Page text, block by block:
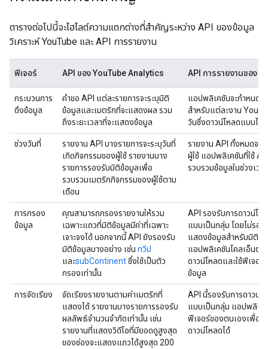
ตารางต่อไปนี้จะไฮไลต์ความแตกต่างที่สำคัญระหว่าง API ของข้อมูล
วิเคราะห์ YouTube และ API การรายงาน
ฟีเจอร์ API ของ YouTube Analytics API การรายงานของ
กระบวนการ
ดึงข้อมูล
คำขอ API แต่ละรายการจะระบุมิติ
ข้อมูลและเมตริกที่จะแสดงผล รวม
ถึงระยะเวลาที่จะแสดงข้อมูล
แอปพลิเคชันจะกำหนดเ
สำหรับแต่ละงาน
วันซึ่งดาวน์โหลดแบบไม่
ช่วงวันที่
รายงาน API บางรายการจะระบุวันที่
เกิดกิจกรรมของผู้ใช้ รายงานบาง
รายการรองรับมิติข้อมูลเพื่อ
รวบรวมเมตริกกิจกรรมของผู้ใช้ตาม
เดือน
รายงาน API ทั้งหมดจะ
ผู้ใช้ แอปพลิเคชันที่ใช้
รวบรวมข้อมูลในช่วงเวล
การกรอง
ข้อมูล
คุณสามารถกรองรายงานให้รวม
เฉพาะแถวที่มิติข้อมูลมีค่าที่เฉพาะ
เจาะจงได้ นอกจากนี้ API ยังรองรับ
มิติข้อมูลบางอย่าง เช่น ทวีป
และsubContinentซึ่งใช้เป็นตัว
กรองเท่านั้น
API รองรับการดาวน์โ
แบบเป็นกลุ่ม โดยไม่รอ
แสดงข้อมูลสำหรับมิติข้อ
แอปพลิเคชันไคลเอ็นต์จ
ดาวน์โหลดและใช้ฟีเจอ
ข้อมูล
การจัดเรียง
จัดเรียงรายงานตามค่าเมตริกที่
แสดงได้ รายงานบางรายการรองรับ
ผลลัพธ์จำนวนจำกัดเท่านั้น เช่น
รายงานที่แสดงวิดีโอที่มียอดดูสูงสุด
ของช่องจะแสดงแถวได้สูงสุด 200
API นี้รองรับการดาวน์
แบบเป็นกลุ่ม แอปพลิเค
ฟีเจอร์ของตนเองเพื่อจั
ดาวน์โหลดได้